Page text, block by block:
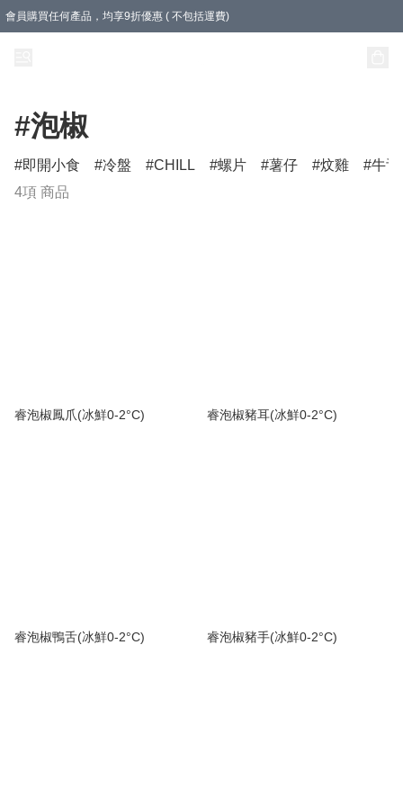
會員購買任何產品，均享9折優惠 ( 不包括運費)
#泡椒
即開小食 冷盤 CHILL 螺片 薯仔 炆雞
牛舌
4項 商品
睿泡椒鳳爪(冰鮮0-2°C) 睿泡椒豬耳(冰鮮0-2°C)
睿泡椒鴨舌(冰鮮0-2°C) 睿泡椒豬手(冰鮮0-2°C)